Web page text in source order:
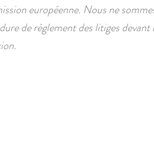
européenne. Nous ne
de règlement des litiges